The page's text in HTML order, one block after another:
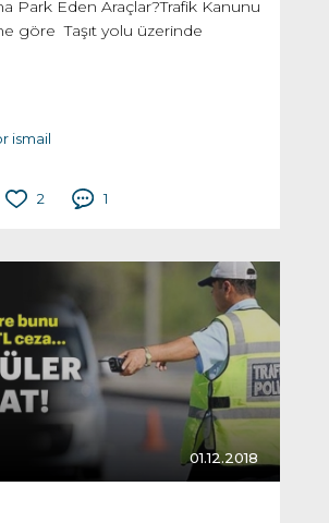
Park Eden Araçlar?Trafik Kanunu
göre Taşıt yolu üzerinde
ismail
2 1
01.12.2018